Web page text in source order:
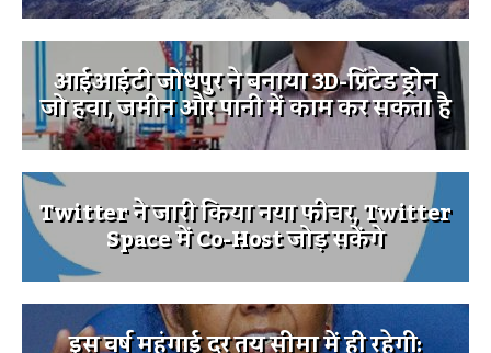
आईआईटी जोधपुर ने बनाया 3D-प्रिंटेड ड्रोन
जो हवा, जमीन और पानी में काम कर सकता है
Twitter ने जारी किया नया फीचर, Twitter
Space में Co-Host जोड़ सकेंगे